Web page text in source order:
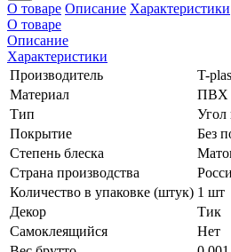
О товаре Описание Характеристики
О товаре
Описание
Характеристики
Производитель
T-
Материал
ПВХ
Тип
Угол
Покрытие
Без
Степень блеска
Страна производства
Количество в упаковке (штук) 1 шт
Декор
Тик
Самоклеящийся
Нет